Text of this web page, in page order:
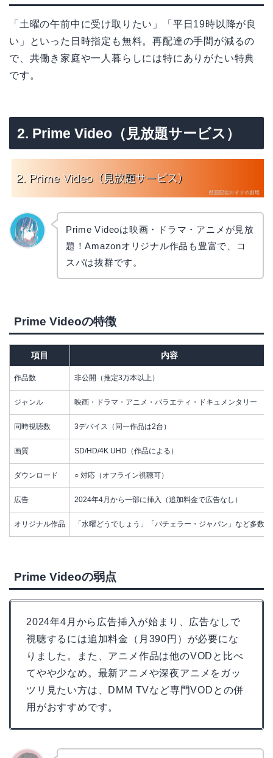
「土曜の午前中に受け取りたい」「平日19時以降が良
い」といった日時指定も無料。再配達の手間が減るの
で、共働き家庭や一人暮らしには特にありがたい特典
です。
2. Prime Video（見放題サービス）
Prime Videoは映画・ドラマ・アニメが見放
題！Amazonオリジナル作品も豊富で、コ
スパは抜群です。
Prime Videoの特徴
項目 内容
作品数 非公開（推定3万本以上）
ジャンル 映画・ドラマ・アニメ・バラエティ・ドキュメンタリー
同時視聴数 3デバイス（同一作品は2台）
画質 SD/HD/4K UHD（作品による）
ダウンロード ○ 対応（オフライン視聴可）
広告 2024年4月から一部に挿入（追加料金で広告なし）
オリジナル作品 「水曜どうでしょう」「バチェラー・ジャパン」など多数
Prime Videoの弱点
2024年4月から広告挿入が始まり、広告なしで
視聴するには追加料金（月390円）が必要にな
りました。また、アニメ作品は他のVODと比べ
てやや少なめ。最新アニメや深夜アニメをガッ
ツリ見たい方は、DMM TVなど専門VODとの併
用がおすすめです。